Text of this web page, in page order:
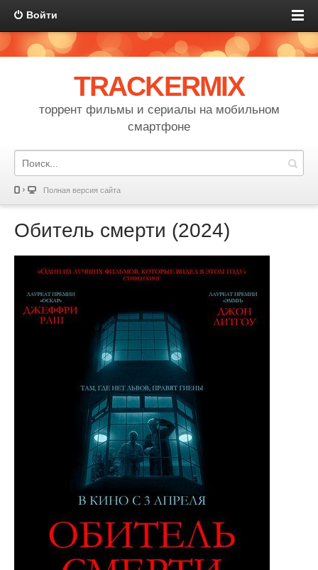
Войти
TRACKERMIX
торрент фильмы и сериалы на мобильном
смартфоне
Полная версия сайта
Обитель смерти (2024)